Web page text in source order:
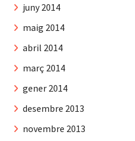
juny 2014
maig 2014
abril 2014
març 2014
gener 2014
desembre 2013
novembre 2013